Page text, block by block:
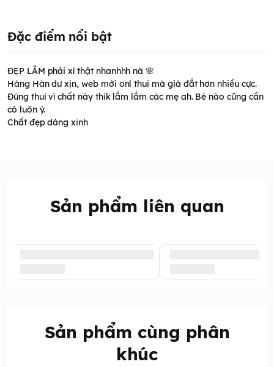
Đặc điểm nổi bật
ĐẸP LẮM phải xí thật nhanhhh nà 🌸
Hàng Hàn dư xịn, web mới onl thui mà giá đắt hơn nhiều cực.
Đúng thui vì chất này thik lắm lắm các mẹ ah. Bé nào cũng cần
có luôn ý.
Chất đẹp dáng xinh
Sản phẩm liên quan
Sản phẩm cùng phân
khúc